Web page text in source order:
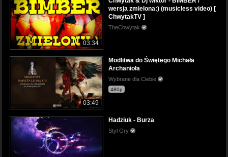
03:34
wersja zmielona:) (musicless video) [
ChwytakTV ]
TheChwytak
03:49
Modlitwa do Świętego Michała
Archanioła
Wybrane dla Ciebie
480p
Hadziuk - Burza
Styl Gry